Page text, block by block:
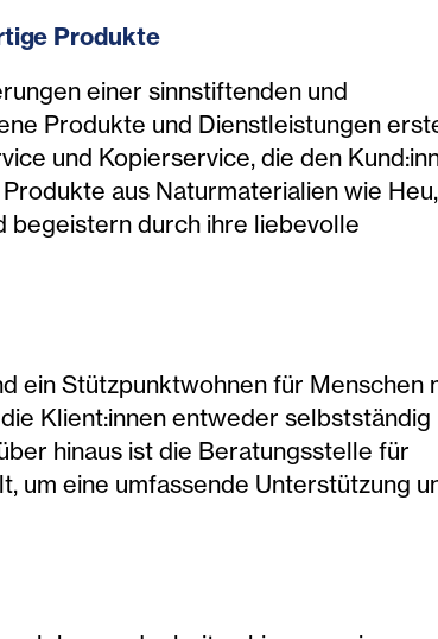
Produkte
einer sinnstiftenden und
Produkte und Dienstleistungen
und Kopierservice, die den
aus Naturmaterialien wie Heu,
begeistern durch ihre liebevolle
ein Stützpunktwohnen für Menschen
Klient:innen entweder selbstständig
hinaus ist die Beratungsstelle für
um eine umfassende Unterstützung